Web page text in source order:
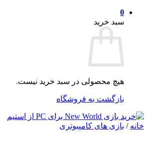
0
سبد خرید
هیچ محصولی در سبد خرید نیست.
بازگشت به فروشگاه
خانه / بازی های کامپیوتری